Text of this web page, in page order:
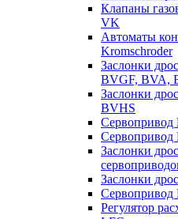
Клапаны
VK
Автоматы
Kromschroder
Заслонки
BVGF, BVA,
Заслонки
BVHS
Сервопривод
Сервопривод
Заслонки
Заслонки
Cервопривод
Регулятор